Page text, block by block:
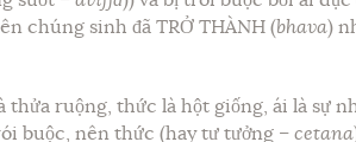
chúng sinh đã TRỞ THÀNH (bhava)
thửa ruộng, thức là hột giống, ái là sự
buộc, nên thức (hay tư tưởng – cetana